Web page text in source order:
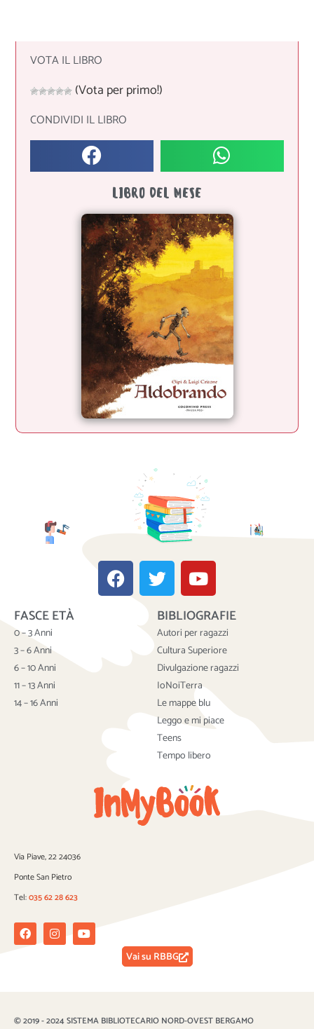
VOTA IL LIBRO
(Vota per primo!)
CONDIVIDI IL LIBRO
LIBRO DEL MESE
F
a
c
T
w
i
t
t
e
r
Y
o
u
t
u
b
e
FASCE ETÀ
0 – 3 Anni
3 – 6 Anni
6 – 10 Anni
11 – 13 Anni
14 – 16 Anni
BIBLIOGRAFIE
Autori per ragazzi
Cultura Superiore
Divulgazione ragazzi
IoNoiTerra
Le mappe blu
Leggo e mi piace
Teens
Tempo libero
Via Piave, 22 24036
Ponte San Pietro
Tel:035 62 28 623
FacebookInstagramYoutube
Vai su RBBG
© 2019 - 2024 SISTEMA BIBLIOTECARIO NORD-OVEST BERGAMO